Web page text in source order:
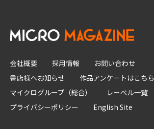
会社概要 採用情報
お問い合わせ
書店様へお知らせ
作品アンケートはこちら
マイクログループ（総合）
レーベル一覧
プライバシーポリシー
English Site